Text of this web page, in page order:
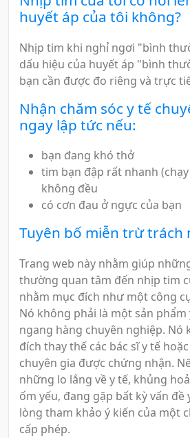
huyết áp của tôi không?
Nhịp tim khi nghỉ ngơi "bình
dấu hiệu của huyết áp "bình
bạn cần được đo riêng và trực
Nhận chăm sóc y tế
ngay lập tức nếu:
bạn đang khó thở
tim bạn đập rất nhanh
không đều
có cơn đau ở ngực của bạn
Tuyên bố miễn trừ trách
Trang web này nhằm giúp
thường quan tâm đến nhịp tim
nhằm mục đích như một công
Nó không phải là một sản
ngang hàng chuyên nghiệp. Nó
đích thay thế các bác sĩ y tế
chuyên gia được chứng nhận.
những lo lắng về y tế, khủng
ốm yếu, đang gặp bất kỳ vấn đề
lòng tham khảo ý kiến của một
cấp phép.